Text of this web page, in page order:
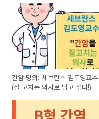
간암 명의: 세브란스 김도영교수
(잘 고치는 의사로 남고 싶다!)